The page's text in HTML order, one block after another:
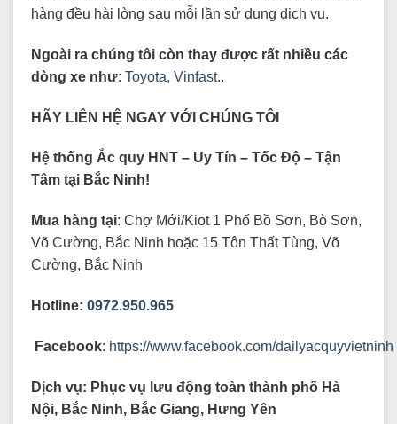
hàng đều hài lòng sau mỗi lần sử dụng dịch vụ.
Ngoài ra chúng tôi còn thay được rất nhiều các
dòng xe như: Toyota, Vinfast..
HÃY LIÊN HỆ NGAY VỚI CHÚNG TÔI
Hệ thống Ắc quy HNT – Uy Tín – Tốc Độ – Tận
Tâm tại Bắc Ninh!
Mua hàng tại: Chợ Mới/Kiot 1 Phố Bồ Sơn, Bò Sơn,
Võ Cường, Bắc Ninh hoặc 15 Tôn Thất Tùng, Võ
Cường, Bắc Ninh
Hotline: 0972.950.965
Facebook: https://www.facebook.com/dailyacquyvietninh
Dịch vụ: Phục vụ lưu động toàn thành phố Hà
Nội, Bắc Ninh, Bắc Giang, Hưng Yên